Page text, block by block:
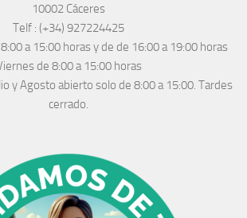
10002 Cáceres
Telf : (+34) 927224425
a 15:00 horas y de de 16:00 a 19:00 horas
de 8:00 a 15:00 horas
y Agosto abierto solo de 8:00 a 15:00. Tardes
cerrado.